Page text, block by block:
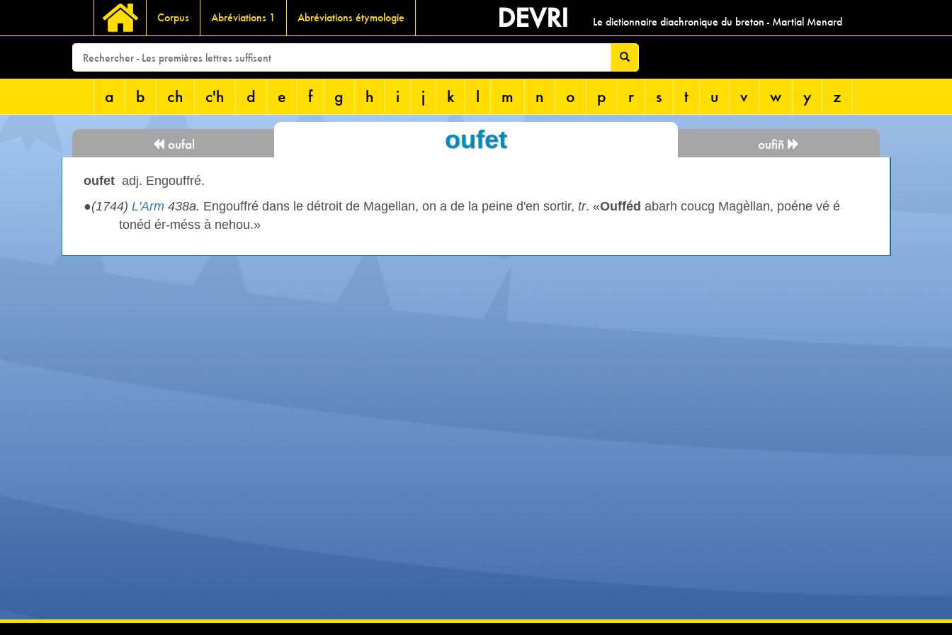
Corpus Abréviations 1 Abréviations étymologie DEVRI Le dictionnaire diachronique du breton - Martial Menard
a b ch c'h d e f g h i j k l m n o p r s t u v w y z
oufal oufet oufiñ
oufet adj. Engouffré.
●(1744) L'Arm 438a. Engouffré dans le détroit de Magellan, on a de la peine d'en sortir, tr. «Oufféd abarh coucg Magèllan, poéne vé é
tonéd ér-méss à nehou.»